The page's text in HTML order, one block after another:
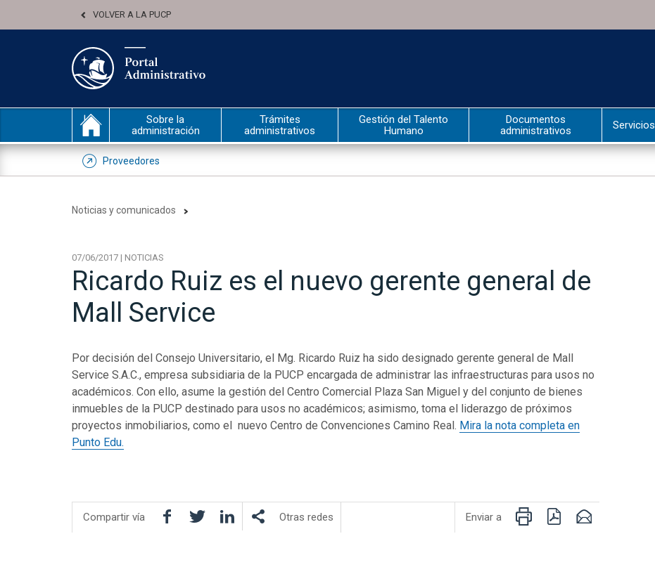
VOLVER A LA PUCP
Sobre la
administración
Trámites
administrativos
Gestión del Talento
Humano
Documentos
administrativos
Servicios
Proveedores
Noticias y comunicados
07/06/2017 | NOTICIAS
Ricardo Ruiz es el nuevo gerente general de
Mall Service
Por decisión del Consejo Universitario, el Mg. Ricardo Ruiz ha sido designado gerente general de Mall
Service S.A.C., empresa subsidiaria de la PUCP encargada de administrar las infraestructuras para usos no
académicos. Con ello, asume la gestión del Centro Comercial Plaza San Miguel y del conjunto de bienes
inmuebles de la PUCP destinado para usos no académicos; asimismo, toma el liderazgo de próximos
proyectos inmobiliarios, como el nuevo Centro de Convenciones Camino Real. Mira la nota completa en
Punto Edu.
Compartir vía FacebookTwitterLinkedIn Otras redes Enviar a ImprimirPDF Email